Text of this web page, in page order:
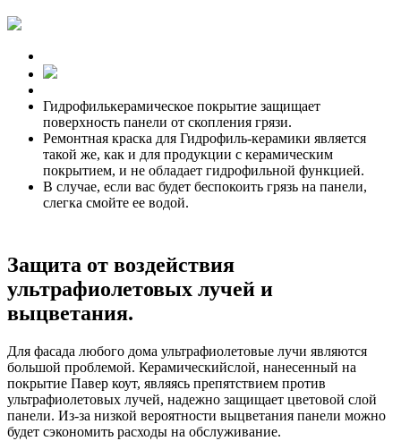
Гидрофилькерамическое покрытие защищает
поверхность панели от скопления грязи.
Ремонтная краска для Гидрофиль-керамики является
такой же, как и для продукции с керамическим
покрытием, и не обладает гидрофильной функцией.
В случае, если вас будет беспокоить грязь на панели,
слегка смойте ее водой.
Защита от воздействия
ультрафиолетовых лучей и
выцветания.
Для фасада любого дома ультрафиолетовые лучи являются
большой проблемой. Керамическийслой, нанесенный на
покрытие Павер коут, являясь препятствием против
ультрафиолетовых лучей, надежно защищает цветовой слой
панели. Из-за низкой вероятности выцветания панели можно
будет сэкономить расходы на обслуживание.